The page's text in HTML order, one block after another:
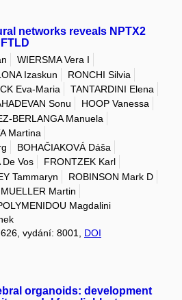
networks reveals NPTX2
WIERSMA Vera I
Izaskun
RONCHI Silvia
Eva-Maria
TANTARDINI Elena
Sonu
HOOP Vanessa
BERLANGA Manuela
Martina
BOHAČIAKOVÁ Dáša
De Vos
FRONTZEK Karl
Tammaryn
ROBINSON Mark D
MUELLER Martin
Magdalini
vydání: 8001, DOI
organoids: development